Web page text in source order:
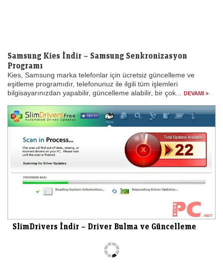
Samsung Kies İndir – Samsung Senkronizasyon
Programı
Kies, Samsung marka telefonlar için ücretsiz güncelleme ve
eşitleme programıdır, telefonunuz ile ilgili tüm işlemleri
bilgisayarınızdan yapabilir, güncelleme alabilir, bir çok...
DEVAMI »
SlimDrivers İndir – Driver Bulma ve Güncelleme